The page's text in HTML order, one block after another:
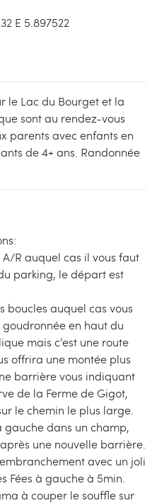
E 5.897522
le Lac du Bourget et la
sont au rendez-vous
parents avec enfants en
de 4+ ans. Randonnée
A/R auquel cas il vous faut
parking, le départ est
boucles auquel cas vous
en haut du
mais c’est une route
offrira une montée plus
barrière vous indiquant
de la Ferme de Gigot,
le chemin le plus large.
gauche dans un champ,
une nouvelle barrière.
avec un joli
Fées à gauche à 5min.
à couper le souffle sur